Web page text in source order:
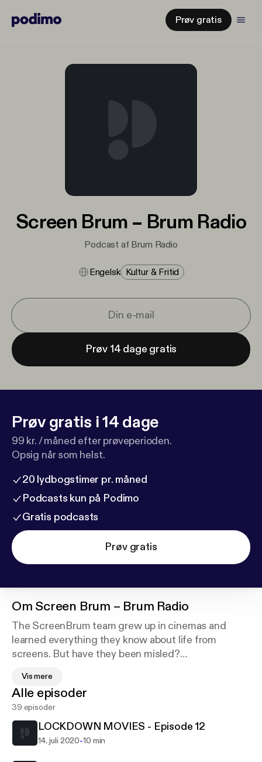
Prøv gratis
Screen Brum – Brum Radio
Podcast af Brum Radio
Engelsk Kultur & Fritid
Prøv 14 dage gratis
Prøv gratis i 14 dage
99 kr. / måned efter prøveperioden.
Opsig når som helst.
20 lydbogstimer pr. måned
Podcasts kun på Podimo
Gratis podcasts
Prøv gratis
Om Screen Brum – Brum Radio
The ScreenBrum team grew up in cinemas and
learned everything they know about life from
screens. But have they been misled?
movies tell us about it, in the presence of great
guests, experts, academics, doctors and
professionals of all stripes.
All this and our picks for the best TV and Movies,
you will always be entertained and occasionally
Vis mere
Alle episoder
39 episoder
LOCKDOWN MOVIES - Episode 12
14. juli 2020-10 min